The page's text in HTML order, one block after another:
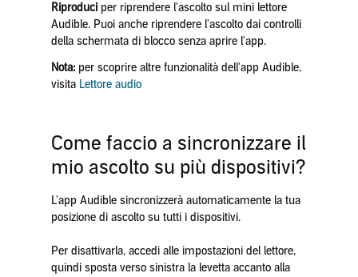
Riproduci per riprendere l'ascolto sul mini lettore
Audible. Puoi anche riprendere l'ascolto dai controlli
della schermata di blocco senza aprire l'app.
Nota: per scoprire altre funzionalità dell'app Audible,
visita Lettore audio
Come faccio a sincronizzare il
mio ascolto su più dispositivi?
L'app Audible sincronizzerà automaticamente la tua
posizione di ascolto su tutti i dispositivi.
Per disattivarla, accedi alle impostazioni del lettore,
quindi sposta verso sinistra la levetta accanto alla